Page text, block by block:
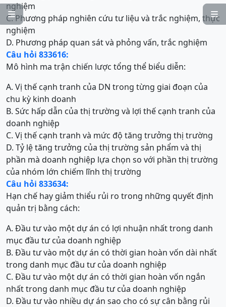


nghiệm
C. Phương pháp nghiên cứu tư liệu và trắc nghiệm, thực
nghiệm
D. Phương pháp quan sát và phỏng vấn, trắc nghiệm
Câu hỏi 833616:
Mô hình ma trận chiến lược tổng thể biểu diễn:
A. Vị thế cạnh tranh của DN trong từng giai đoạn của
chu kỳ kinh doanh
B. Sức hấp dẫn của thị trường và lợi thế cạnh tranh của
doanh nghiệp
C. Vị thế cạnh tranh và mức độ tăng trưởng thị trường
D. Tỷ lệ tăng trưởng của thị trường sản phẩm và thị
phần mà doanh nghiệp lựa chọn so với phần thị trường
của nhóm lớn chiếm lĩnh thị trường
Câu hỏi 833634:
Hạn chế hay giảm thiểu rủi ro trong những quyết định
quản trị bằng cách:
A. Đầu tư vào một dự án có lợi nhuận nhất trong danh
mục đầu tư của doanh nghiệp
B. Đầu tư vào một dự án có thời gian hoàn vốn dài nhất
trong danh mục đầu tư của doanh nghiệp
C. Đầu tư vào một dự án có thời gian hoàn vốn ngắn
nhất trong danh mục đầu tư của doanh nghiệp
D. Đầu tư vào nhiều dự án sao cho có sự cân bằng rủi